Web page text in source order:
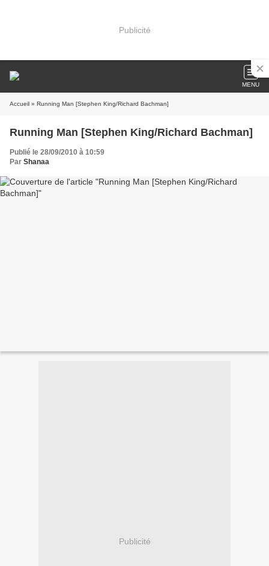
Publicité
MENU
Accueil » Running Man [Stephen King/Richard Bachman]
Running Man [Stephen King/Richard Bachman]
Publié le 28/09/2010 à 10:59
Par Shanaa
Publicité